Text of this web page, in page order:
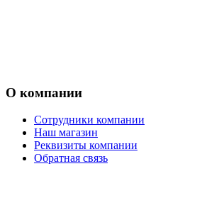
О компании
Сотрудники компании
Наш магазин
Реквизиты компании
Обратная связь